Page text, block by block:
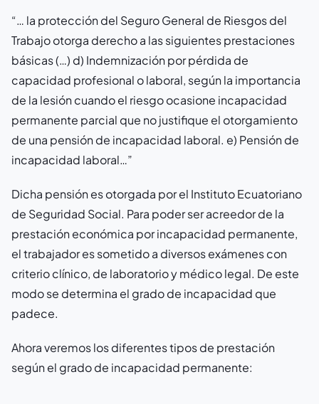
“… la protección del Seguro General de Riesgos del
Trabajo otorga derecho a las siguientes prestaciones
básicas (…) d) Indemnización por pérdida de
capacidad profesional o laboral, según la importancia
de la lesión cuando el riesgo ocasione incapacidad
permanente parcial que no justifique el otorgamiento
de una pensión de incapacidad laboral. e) Pensión de
incapacidad laboral…”
Dicha pensión es otorgada por el Instituto Ecuatoriano
de Seguridad Social. Para poder ser acreedor de la
prestación económica por incapacidad permanente,
el trabajador es sometido a diversos exámenes con
criterio clínico, de laboratorio y médico legal. De este
modo se determina el grado de incapacidad que
padece.
Ahora veremos los diferentes tipos de prestación
según el grado de incapacidad permanente: